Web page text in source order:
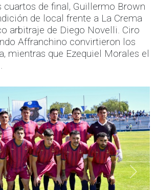
cuartos de final, Guillermo Brown
de local frente a La Crema
arbitraje de Diego Novelli. Ciro
Affranchino convirtieron los
mientras que Ezequiel Morales el